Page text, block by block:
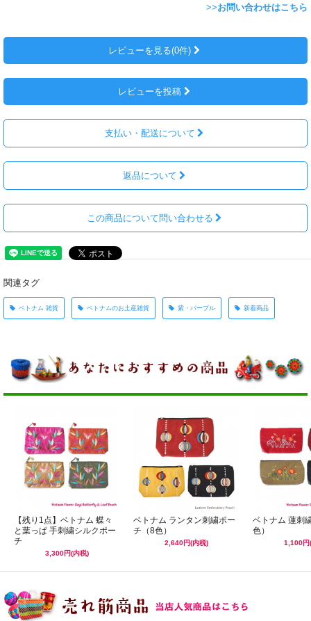
>>お問い合わせはこちら
レビューを見る(0件)
レビューを投稿
支払い・配送について
返品について
この商品について問い合わせる
関連タグ
ベトナム 雑貨 ベトナムのお土産雑貨 紫・パープル 新着商品
【残り1点】ベトナム 蝶々
と葉っぱ 手刺繍シルクポー
チ
3,300円(内税)
ベトナム ランタン刺繍ポー
チ（8色）
2,640円(内税)
ベトナム 蓮刺
色）
1,100円